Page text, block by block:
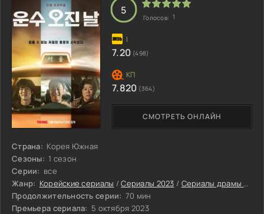
Страна: Корея Южная
Сезоны: 1 сезон
Серии: все
Жанр: Корейские сериалы /Сериалы 2023 / Сериалы драмы 2023
Продолжительность серии: 70 мин
Премьера сериала: 5 октября 2023
СМОТРЕТЬ ОНЛАЙН
5
Голосов: 1
7.20 (498)
7.820 (364)